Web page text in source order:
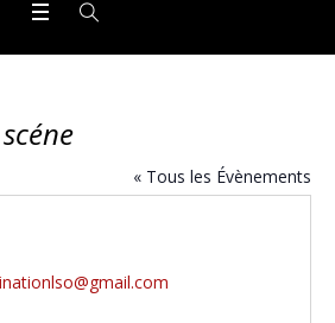
« Tous les Évènements